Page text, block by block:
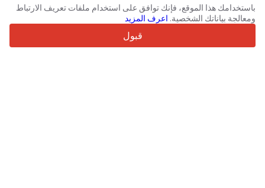
4.7/5
Trustpilot
باستخدامك هذا الموقع، فإنك توافق على استخدام ملفات تعريف الارتباط
ومعالجة بياناتك الشخصية. اعرف المزيد
قبول